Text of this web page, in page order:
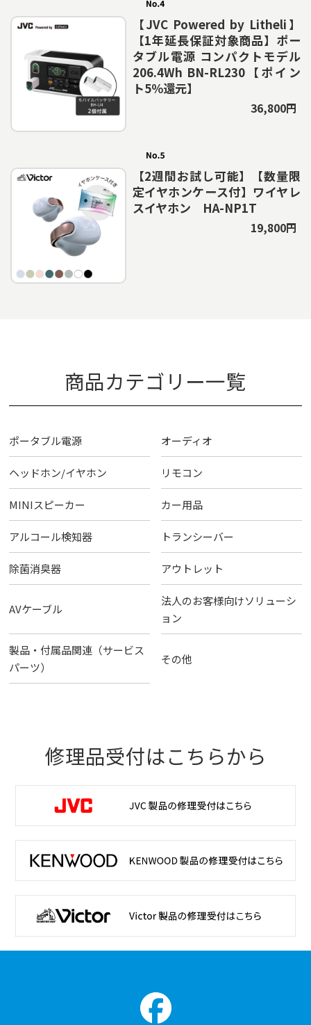
【JVC Powered by Litheli】
【1年延長保証対象商品】ポー
タブル電源 コンパクトモデル
206.4Wh BN-RL230【ポイン
ト5％還元】
36,800円
【2週間お試し可能】【数量限
定イヤホンケース付】ワイヤレ
スイヤホン HA-NP1T
19,800円
商品カテゴリー一覧
ポータブル電源 オーディオ
ヘッドホン/イヤホン リモコン
MINIスピーカー カー用品
アルコール検知器 トランシーバー
除菌消臭器 アウトレット
AVケーブル
法人のお客様向けソリューシ
ョン
製品・付属品関連（サービス
パーツ）
その他
修理品受付はこちらから